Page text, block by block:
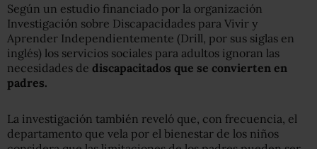
Según un estudio financiado por la organización
Investigación sobre Discapacidades para Vivir y
Aprender Independientemente (Drill, por sus siglas en
inglés) los servicios sociales para adultos ignoran las
necesidades de discapacitados que se convierten en
padres.
La investigación también reveló que, con frecuencia, el
departamento que vela por el bienestar de los niños